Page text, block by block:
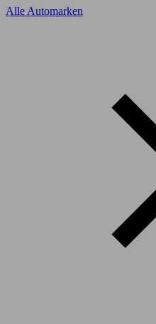
Alle Automarken